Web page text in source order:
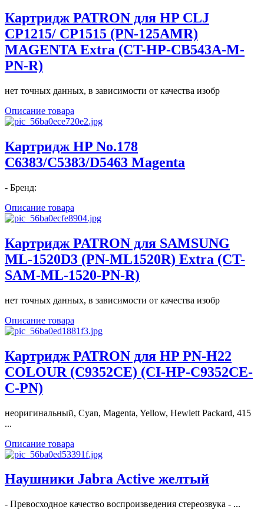
Картридж PATRON для HP CLJ
CP1215/ CP1515 (PN-125AMR)
MAGENTA Extra (CT-HP-CB543A-M-
PN-R)
нет точных данных, в зависимости от качества изобр
Описание товара
Картридж HP No.178
C6383/C5383/D5463 Magenta
- Бренд:
Описание товара
Картридж PATRON для SAMSUNG
ML-1520D3 (PN-ML1520R) Extra (CT-
SAM-ML-1520-PN-R)
нет точных данных, в зависимости от качества изобр
Описание товара
Картридж PATRON для HP PN-H22
COLOUR (C9352CE) (CI-HP-C9352CE-
C-PN)
неоригинальный, Cyan, Magenta, Yellow, Hewlett Packard, 415
...
Описание товара
Наушники Jabra Active желтый
- Превосходное качество воспроизведения стереозвука - ...